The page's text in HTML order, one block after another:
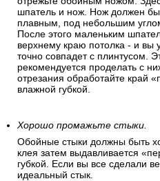
шпатель и нож. Нож должен
плавным, под небольшим
После этого маленьким
верхнему краю потолка - и вы
точно совпадет с плинтусом.
рекомендуется проделать с
отрезания обработайте край
влажной губкой.
Хорошо промажьте стыки.
Обойные стыки должны быть
клея затем выдавливается
губкой. Если вы все сделали
идеальный стык.